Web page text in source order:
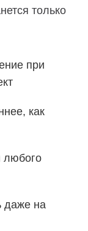
только
при
как
любого
даже на